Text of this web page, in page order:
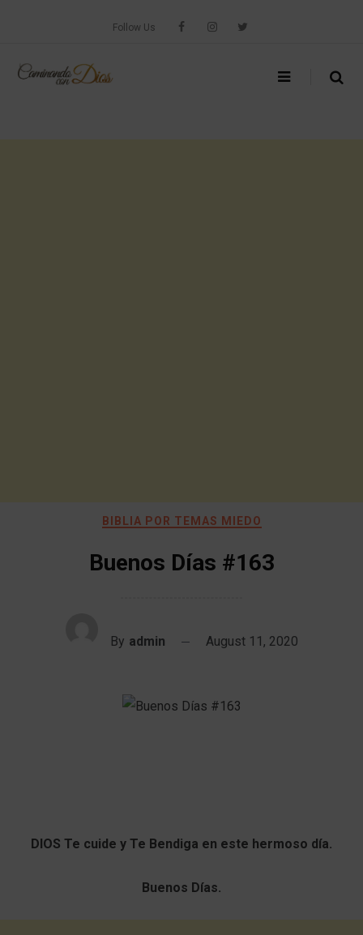
Follow Us
BIBLIA POR TEMAS MIEDO
Buenos Días #163
By admin August 11, 2020
DIOS Te cuide y Te Bendiga en este hermoso día.
Buenos Días.